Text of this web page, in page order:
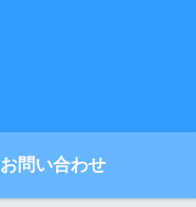
お問い合わせ